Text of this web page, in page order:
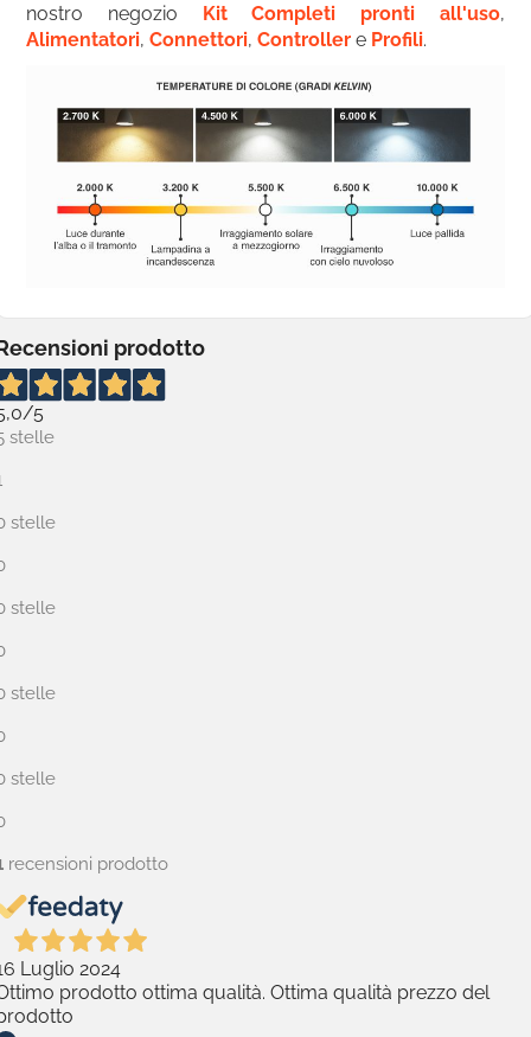
nostro negozio Kit Completi pronti all'uso,
Alimentatori,Connettori,Controller e Profili.
prodotto
/5
stelle
stelle
stelle
stelle
stelle
recensioni prodotto
Luglio 2024
prodotto ottima qualità. Ottima qualità prezzo del